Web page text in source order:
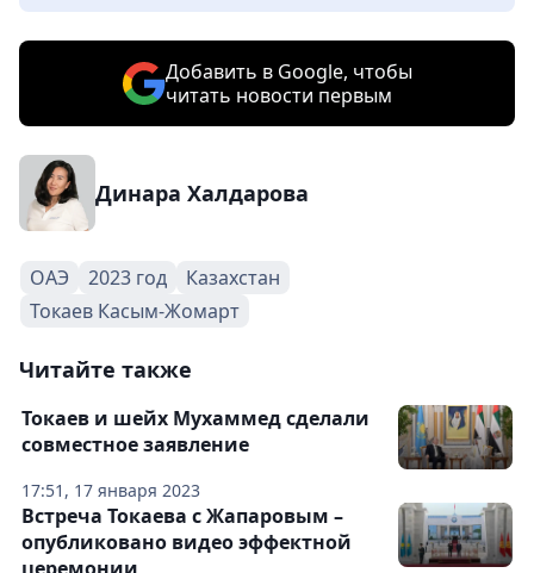
Добавить в Google, чтобы
читать новости первым
Динара Халдарова
ОАЭ 2023 год
Казахстан
Токаев Касым-Жомарт
Читайте также
17:51, 17 января 2023
Токаев и шейх Мухаммед сделали
совместное заявление
Встреча Токаева с Жапаровым –
опубликовано видео эффектной